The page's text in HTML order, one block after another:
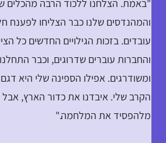
"באמת. הצלחנו ללכוד הרבה מהכלים
והמהנדסים שלנו כבר הצליחו לפענח
עובדים. בזכות הגילויים החדשים כל
והחברות עוברים שדרוגים, וכבר
ומשודרגים. אפילו הספינה שלי היא
הקרב שלי. איבדנו את כדור הארץ, אבל
מלהפסיד את המלחמה."